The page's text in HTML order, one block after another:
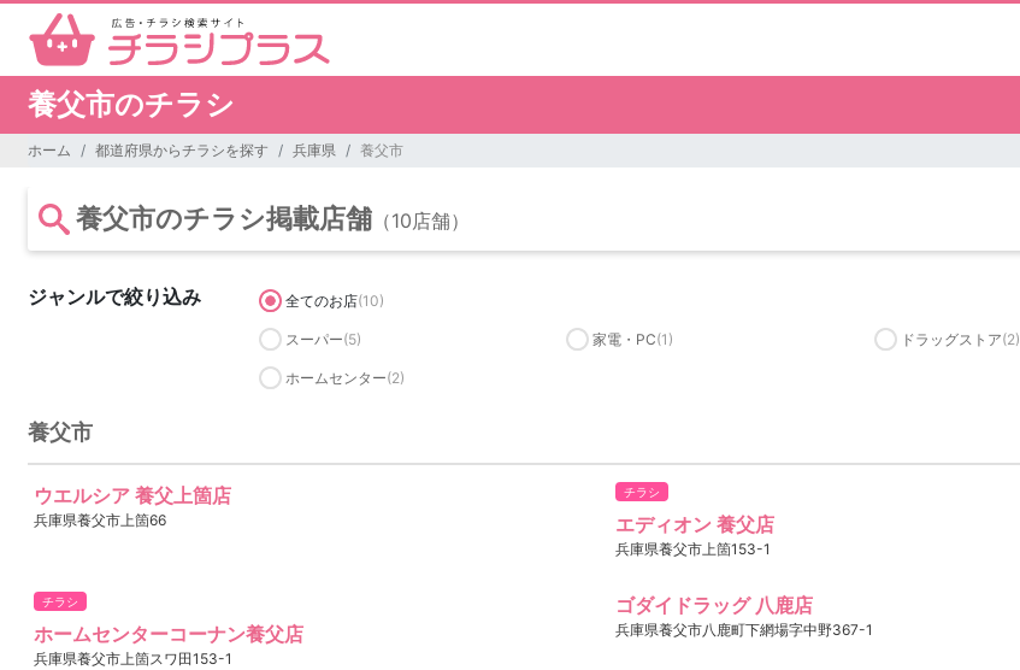
養父市のチラシ
ホーム 都道府県からチラシを探す 兵庫県 養父市
養父市のチラシ掲載店舗 （10店舗）
ジャンルで絞り込み 全てのお店(10)
スーパー(5) 家電・PC(1) ドラッグストア(2)
ホームセンター(2)
養父市
ウエルシア 養父上箇店
兵庫県養父市上箇66
チラシ
エディオン 養父店
兵庫県養父市上箇153-1
チラシ
ホームセンターコーナン養父店
兵庫県養父市上箇スワ田153-1
ゴダイドラッグ 八鹿店
兵庫県養父市八鹿町下網場字中野367-1